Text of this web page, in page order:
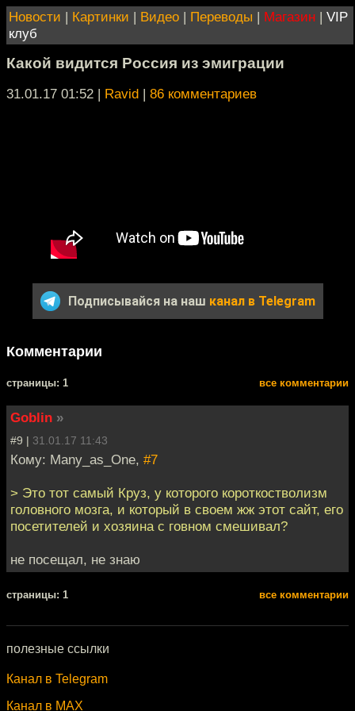
Новости | Картинки | Видео | Переводы | Магазин | VIP
клуб
Какой видится Россия из эмиграции
31.01.17 01:52 | Ravid | 86 комментариев
Подписывайся на наш канал в Telegram
Комментарии
cтраницы: 1 все комментарии
Goblin »
#9 | 31.01.17 11:43
Кому: Many_as_One, #7
> Это тот самый Круз, у которого короткостволизм
головного мозга, и который в своем жж этот сайт, его
посетителей и хозяина с говном смешивал?
не посещал, не знаю
cтраницы: 1 все комментарии
полезные ссылки
Канал в Telegram
Канал в MAX